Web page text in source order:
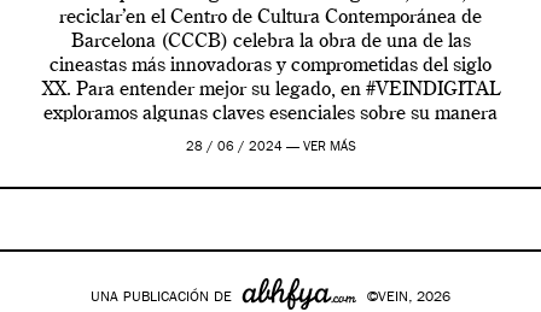
reciclar’en el Centro de Cultura Contemporánea de
Barcelona (CCCB) celebra la obra de una de las
cineastas más innovadoras y comprometidas del siglo
XX. Para entender mejor su legado, en #VEINDIGITAL
exploramos algunas claves esenciales sobre su manera
de entender la vida, el cine y el arte contemporáneo.
28 / 06 / 2024 — VER MÁS
UNA PUBLICACIÓN DE ©VEIN, 2026